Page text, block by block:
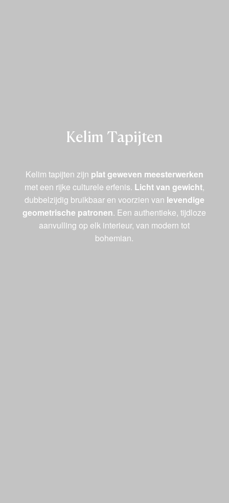
Kelim Tapijten
Kelim tapijten zijn plat geweven meesterwerken
met een rijke culturele erfenis. Licht van gewicht,
dubbelzijdig bruikbaar en voorzien van levendige
geometrische patronen. Een authentieke, tijdloze
aanvulling op elk interieur, van modern tot
bohemian.